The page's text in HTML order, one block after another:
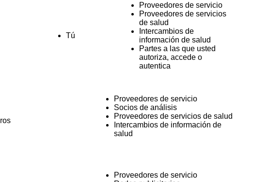
Tú
Proveedores de servicio
Proveedores de servicios
de salud
Intercambios de
información de salud
Partes a las que usted
autoriza, accede o
autentica
Proveedores de servicio
Socios de análisis
Proveedores de servicios de salud
Intercambios de información de
salud
Proveedores de servicio